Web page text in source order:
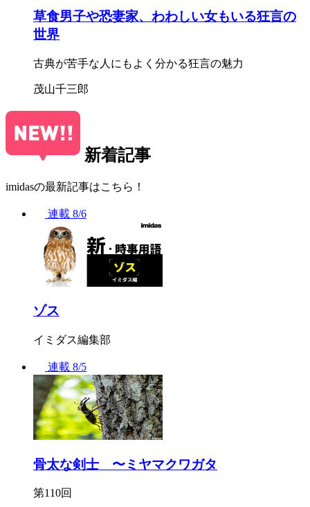
草食男子や恐妻家、わわしい女もいる狂言の
世界
古典が苦手な人にもよく分かる狂言の魅力
茂山千三郎
新着記事
imidasの最新記事はこちら！
連載 8/6
ゾス
イミダス編集部
連載 8/5
骨太な剣士 〜ミヤマクワガタ
第110回